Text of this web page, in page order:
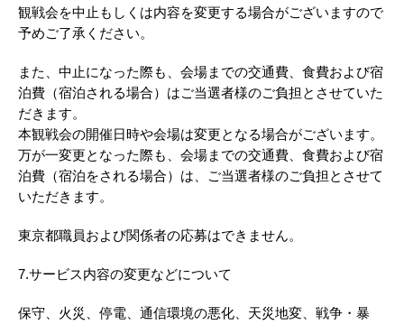
観戦会を中止もしくは内容を変更する場合がございますので
予めご了承ください。
また、中止になった際も、会場までの交通費、食費および宿
泊費（宿泊される場合）はご当選者様のご負担とさせていた
だきます。
本観戦会の開催日時や会場は変更となる場合がございます。
万が一変更となった際も、会場までの交通費、食費および宿
泊費（宿泊をされる場合）は、ご当選者様のご負担とさせて
いただきます。
東京都職員および関係者の応募はできません。
7.サービス内容の変更などについて
保守、火災、停電、通信環境の悪化、天災地変、戦争・暴